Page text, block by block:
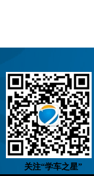
关注“学车之星”